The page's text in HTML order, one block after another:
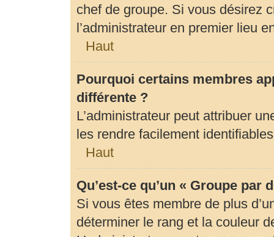
chef de groupe. Si vous désirez
l’administrateur en premier lieu
Haut
Pourquoi certains membres
différente ?
L’administrateur peut attribuer
les rendre facilement
Haut
Qu’est-ce qu’un « Groupe par
Si vous êtes membre de plus
déterminer le rang et la couleur